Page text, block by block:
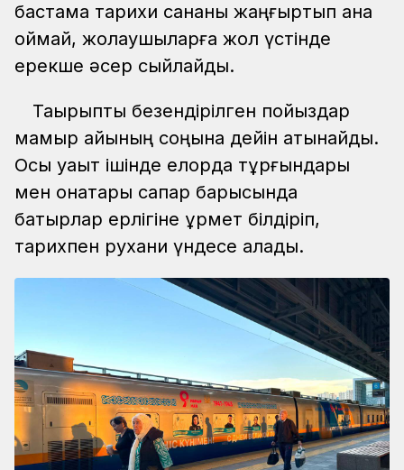
бастама тарихи сананы жаңғыртып қана
қоймай, жолаушыларға жол үстінде
ерекше әсер сыйлайды.
Тақырыптық безендірілген пойыздар
мамыр айының соңына дейін қатынайды.
Осы уақыт ішінде елорда тұрғындары
мен қонақтары сапар барысында
батырлар ерлігіне құрмет білдіріп,
тарихпен рухани үндесе алады.